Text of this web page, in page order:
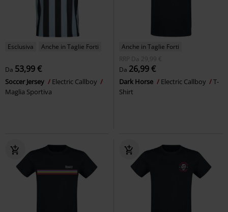
Esclusiva Anche in Taglie Forti
Da 53,99 €
Soccer Jersey
Electric Callboy
Maglia Sportiva
Anche in Taglie Forti
RRP
Da 29,99 €
Da 26,99 €
Dark Horse Electric Callboy
T-
Shirt